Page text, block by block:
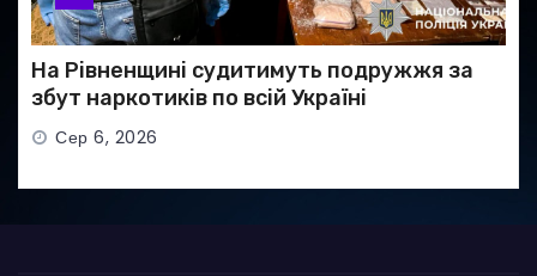
На Рівненщині судитимуть подружжя за
збут наркотиків по всій Україні
Сер 6, 2026